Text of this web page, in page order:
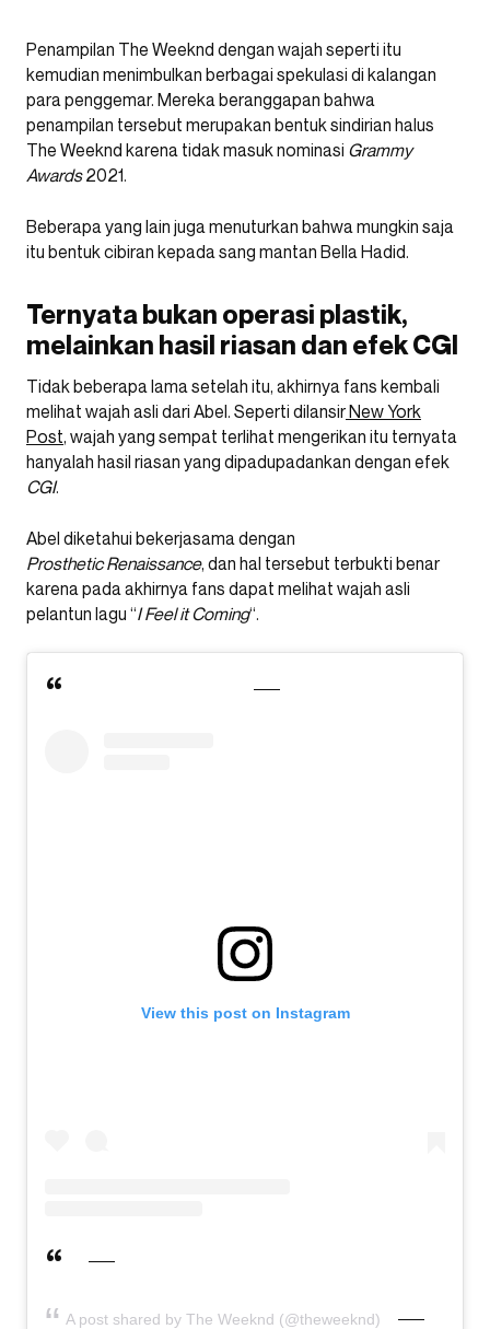
Penampilan The Weeknd dengan wajah seperti itu
kemudian menimbulkan berbagai spekulasi di kalangan
para penggemar. Mereka beranggapan bahwa
penampilan tersebut merupakan bentuk sindirian halus
The Weeknd karena tidak masuk nominasi Grammy
Awards2021.
Beberapa yang lain juga menuturkan bahwa mungkin saja
itu bentuk cibiran kepada sang mantan Bella Hadid.
Ternyata bukan operasi plastik,
melainkan hasil riasan dan efek CGI
Tidak beberapa lama setelah itu, akhirnya fans kembali
melihat wajah asli dari Abel. Seperti dilansirNew York
Post, wajah yang sempat terlihat mengerikan itu ternyata
hanyalah hasil riasan yang dipadupadankan dengan efek
CGI.
Abel diketahui bekerjasama dengan
ProstheticRenaissance, dan hal tersebut terbukti benar
karena pada akhirnya fans dapat melihat wajah asli
pelantun lagu “I Feel it Coming“.
View this post on Instagram
A post shared by The Weeknd (@theweeknd)